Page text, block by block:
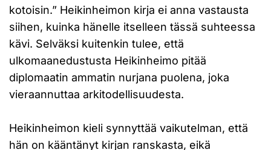
kotoisin.” Heikinheimon kirja ei anna vastausta
siihen, kuinka hänelle itselleen tässä suhteessa
kävi. Selväksi kuitenkin tulee, että
ulkomaanedustusta Heikinheimo pitää
diplomaatin ammatin nurjana puolena, joka
vieraannuttaa arkitodellisuudesta.
Heikinheimon kieli synnyttää vaikutelman, että
hän on kääntänyt kirjan ranskasta, eikä